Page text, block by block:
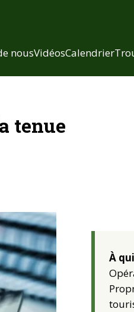
nousVidéosCalendrier
tenue
À